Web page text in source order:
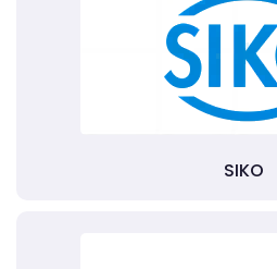
SIKO